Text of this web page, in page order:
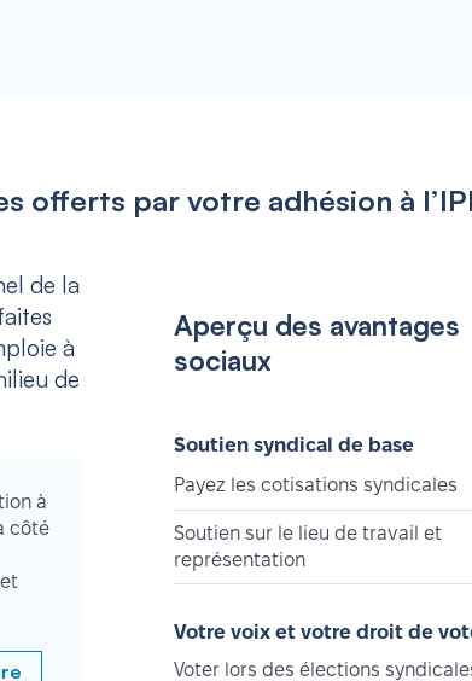
offerts par votre adhésion à
de la
à
de
à
côté
Aperçu des avantages
sociaux
Soutien syndical de base
Payez les cotisations syndicales
Soutien sur le lieu de travail et
représentation
Votre voix et votre droit de
Voter lors des élections